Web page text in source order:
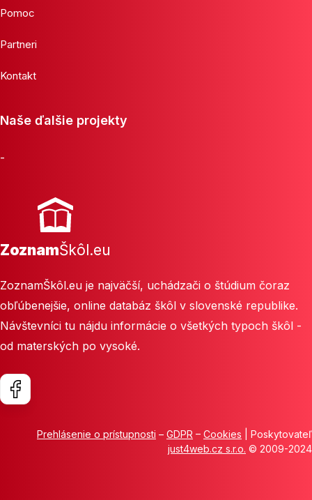
Pomoc
Partneri
Kontakt
Naše ďalšie projekty
-
ZoznamŠkôl.eu
ZoznamŠkôl.eu je najväčší, uchádzači o štúdium čoraz
obľúbenejšie, online databáz škôl v slovenské republike.
Návštevníci tu nájdu informácie o všetkých typoch škôl -
od materských po vysoké.
Prehlásenie o prístupnosti – GDPR – Cookies | Poskytovateľ
just4web.cz s.r.o. © 2009-2024